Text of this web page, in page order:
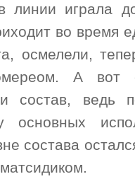
линии играла
во время
осмелели,
А вот
состав, ведь
состава